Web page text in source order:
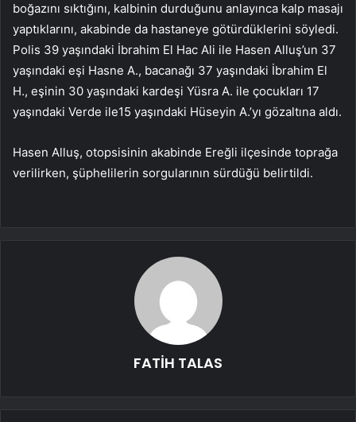
boğazını sıktığını, kalbinin durduğunu anlayınca kalp masajı
yaptıklarını, akabinde da hastaneye götürdüklerini söyledi.
Polis 39 yaşındaki İbrahim El Hac Ali ile Hasen Alluş’un 37
yaşındaki eşi Hasne A., bacanağı 37 yaşındaki İbrahim El
H., eşinin 30 yaşındaki kardeşi Yüsra A. ile çocukları 17
yaşındaki Verde ile15 yaşındaki Hüseyin A.’yı gözaltına aldı.
Hasen Alluş, otopsisinin akabinde Ereğli ilçesinde toprağa
verilirken, şüphelilerin sorgularının sürdüğü belirtildi.
FATİH TALAS